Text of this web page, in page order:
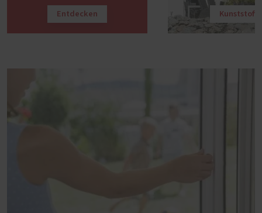
Entdecken Kunststoff